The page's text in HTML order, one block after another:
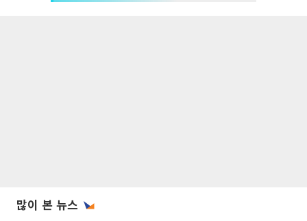
많이 본 뉴스